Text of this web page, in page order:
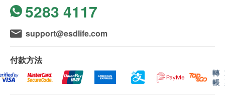
5283 4117
support@esdlife.com
付款方法
轉
帳